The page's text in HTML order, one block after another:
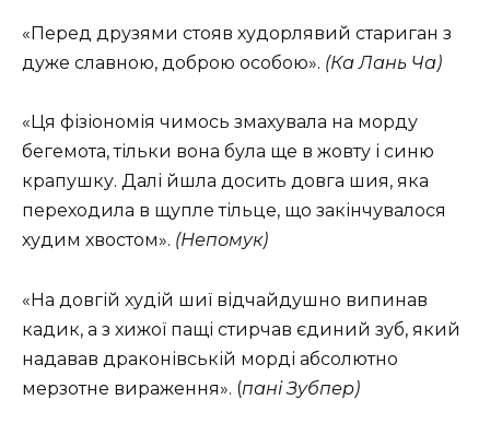
«Перед друзями стояв худорлявий стариган з
дуже славною, доброю особою». (Ка Лань Ча)
«Ця фізіономія чимось змахувала на морду
бегемота, тільки вона була ще в жовту і синю
крапушку. Далі йшла досить довга шия, яка
переходила в щупле тільце, що закінчувалося
худим хвостом». (Непомук)
«На довгій худій шиї відчайдушно випинав
кадик, а з хижої пащі стирчав єдиний зуб, який
надавав драконівській морді абсолютно
мерзотне вираження». (пані Зубпер)